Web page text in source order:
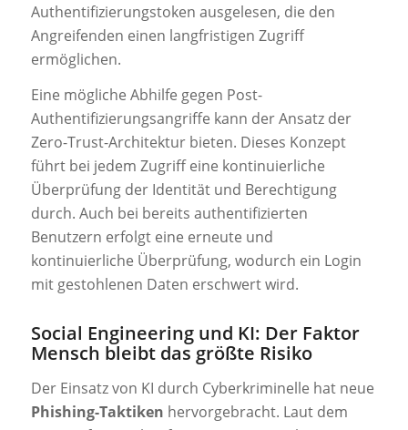
Authentifizierungstoken ausgelesen, die den
Angreifenden einen langfristigen Zugriff
ermöglichen.
Eine mögliche Abhilfe gegen Post-
Authentifizierungsangriffe kann der Ansatz der
Zero-Trust-Architektur bieten. Dieses Konzept
führt bei jedem Zugriff eine kontinuierliche
Überprüfung der Identität und Berechtigung
durch. Auch bei bereits authentifizierten
Benutzern erfolgt eine erneute und
kontinuierliche Überprüfung, wodurch ein Login
mit gestohlenen Daten erschwert wird.
Social Engineering und KI: Der Faktor
Mensch bleibt das größte Risiko
Der Einsatz von KI durch Cyberkriminelle hat neue
Phishing-Taktiken hervorgebracht. Laut dem